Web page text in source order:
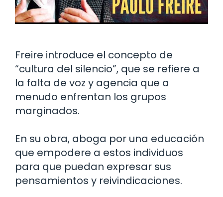
Freire introduce el concepto de
“cultura del silencio”, que se refiere a
la falta de voz y agencia que a
menudo enfrentan los grupos
marginados.
En su obra, aboga por una educación
que empodere a estos individuos
para que puedan expresar sus
pensamientos y reivindicaciones.